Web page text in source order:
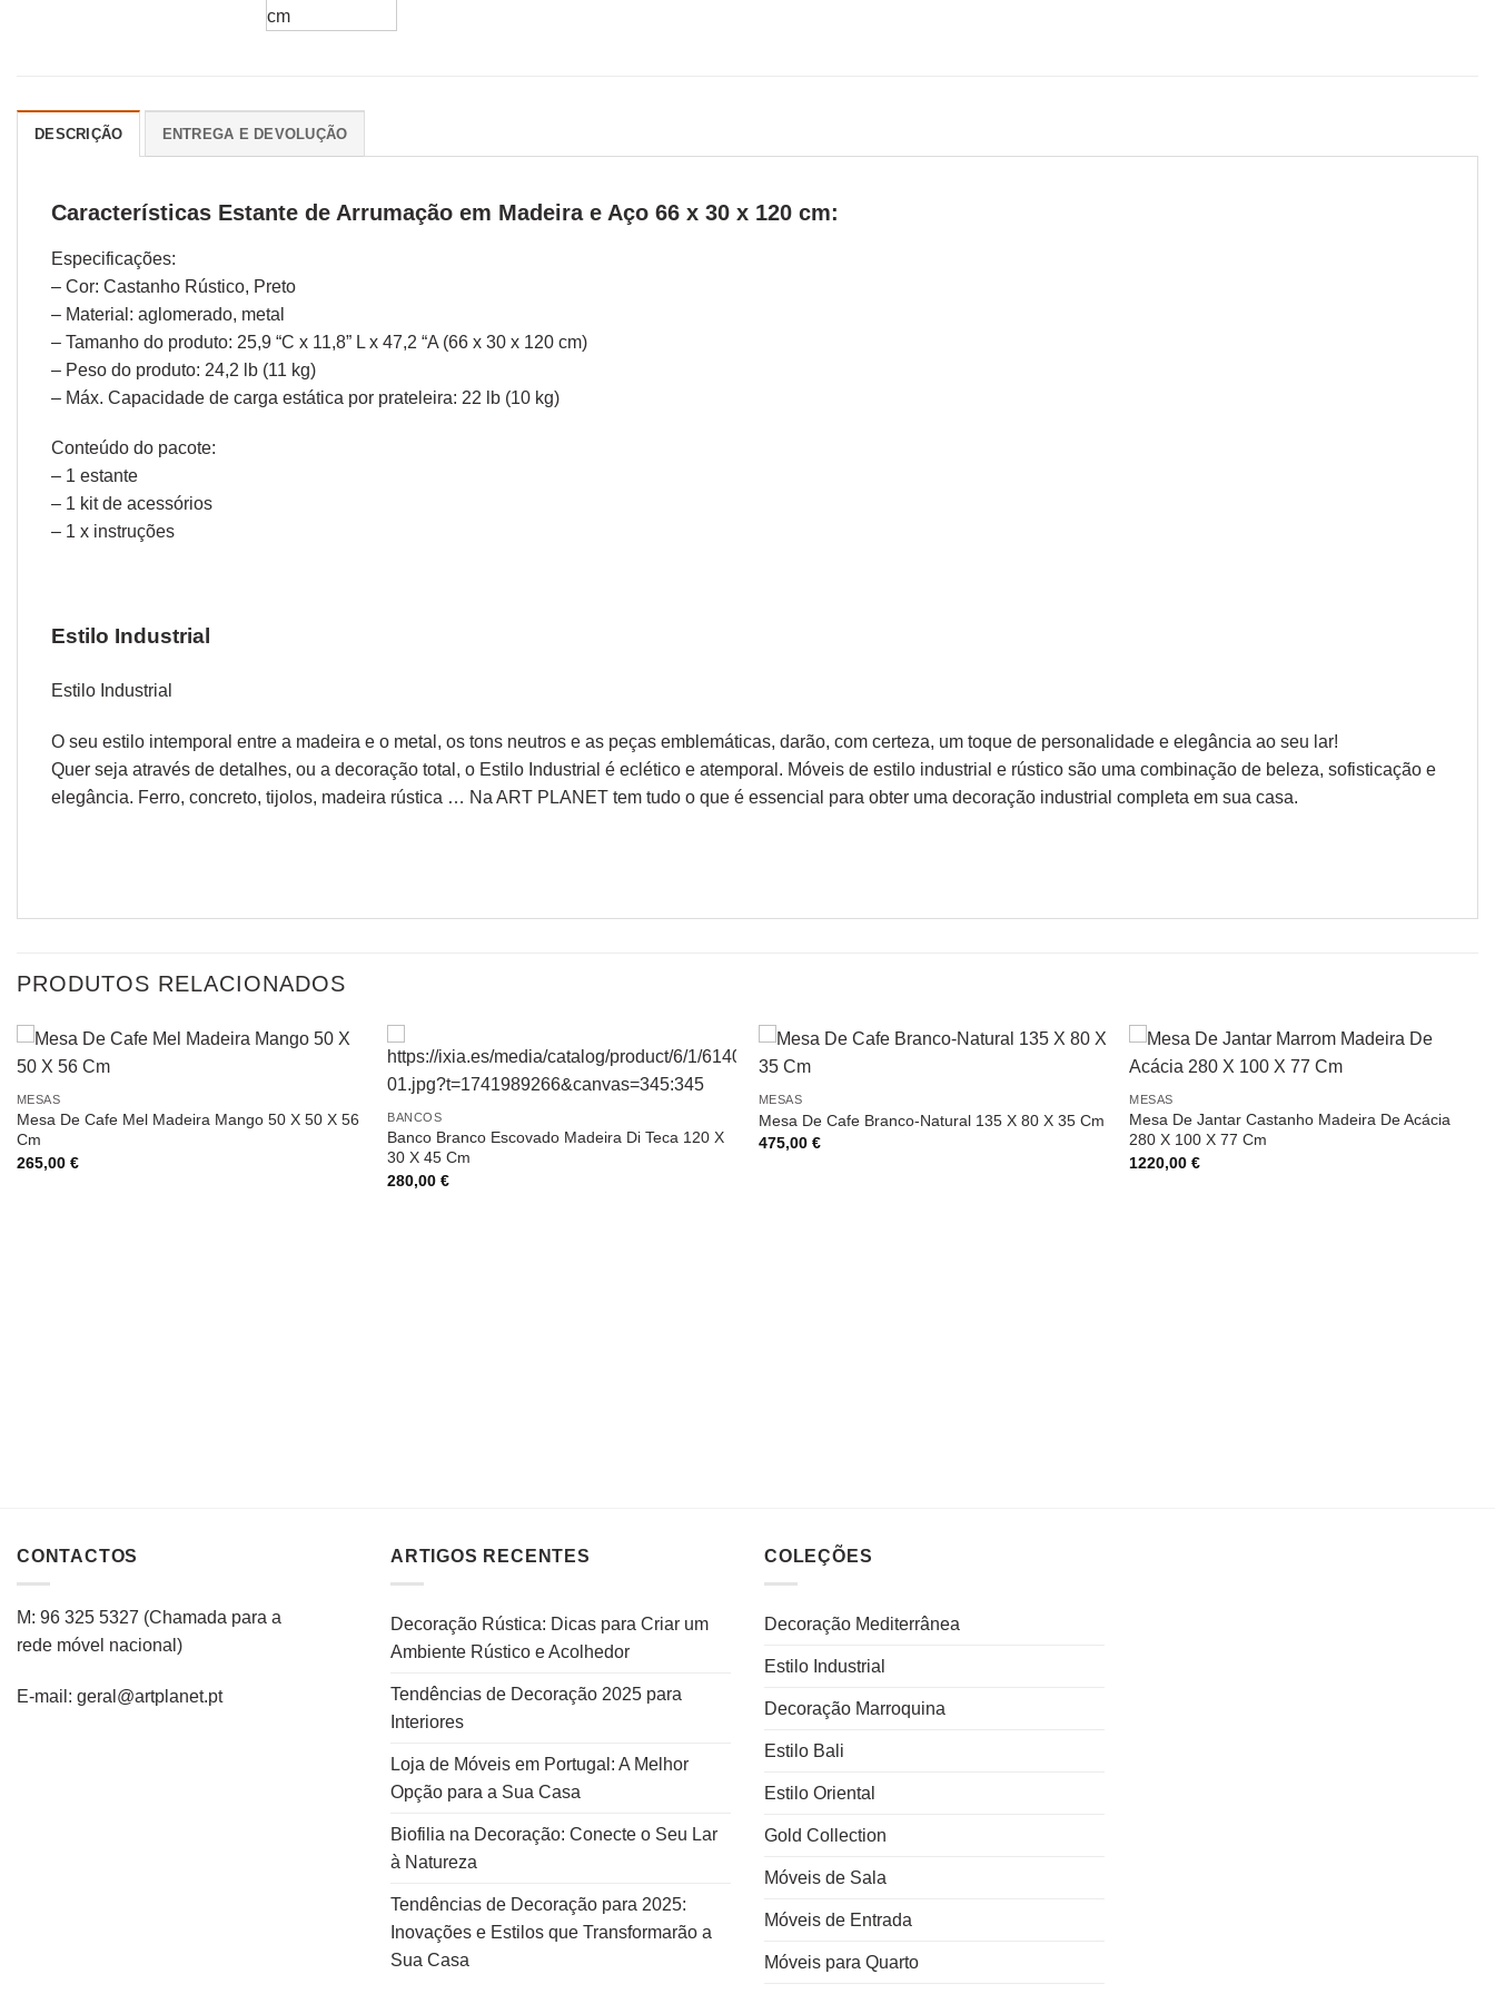
DESCRIÇÃO ENTREGA E DEVOLUÇÃO
Características Estante de Arrumação em Madeira e Aço 66 x 30 x 120 cm:
Especificações:
– Cor: Castanho Rústico, Preto
– Material: aglomerado, metal
– Tamanho do produto: 25,9 “C x 11,8” L x 47,2 “A (66 x 30 x 120 cm)
– Peso do produto: 24,2 lb (11 kg)
– Máx. Capacidade de carga estática por prateleira: 22 lb (10 kg)
Conteúdo do pacote:
– 1 estante
– 1 kit de acessórios
– 1 x instruções
Estilo Industrial
Estilo Industrial
O seu estilo intemporal entre a madeira e o metal, os tons neutros e as peças emblemáticas, darão, com certeza, um toque de personalidade e elegância ao seu lar!
Quer seja através de detalhes, ou a decoração total, o Estilo Industrial é eclético e atemporal. Móveis de estilo industrial e rústico são uma combinação de beleza, sofisticação e
elegância. Ferro, concreto, tijolos, madeira rústica … Na ART PLANET tem tudo o que é essencial para obter uma decoração industrial completa em sua casa.
PRODUTOS RELACIONADOS
MESAS
Mesa De Cafe Mel Madeira Mango 50 X 50 X 56
Cm
265,00 €
BANCOS
Banco Branco Escovado Madeira Di Teca 120 X
30 X 45 Cm
280,00€
MESAS
Mesa De Cafe Branco-Natural 135 X 80 X 35 Cm
475,00 €
MESAS
Mesa De Jantar Castanho Madeira De Acácia
280 X 100 X 77 Cm
1220,00€
CONTACTOS
M: 96 325 5327 (Chamada para a
rede móvel nacional )
E-mail: geral@artplanet.pt
ARTIGOS RECENTES
Decoração Rústica: Dicas para Criar um
Ambiente Rústico e Acolhedor
Tendências de Decoração 2025 para
Interiores
Loja de Móveis em Portugal: A Melhor
Opção para a Sua Casa
Biofilia na Decoração: Conecte o Seu Lar
à Natureza
Tendências de Decoração para 2025:
Inovações e Estilos que Transformarão a
Sua Casa
COLEÇÕES
Decoração Mediterrânea
Estilo Industrial
Decoração Marroquina
Estilo Bali
Estilo Oriental
Gold Collection
Móveis de Sala
Móveis de Entrada
Móveis para Quarto